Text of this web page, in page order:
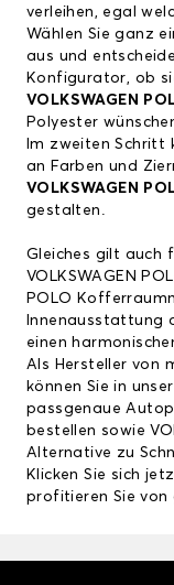
verleihen, egal
Wählen Sie ganz
aus und
Konfigurator, ob
VOLKSWAGEN
Polyester
Im zweiten Schritt
an Farben und
VOLKSWAGEN
gestalten.
Gleiches gilt auch
VOLKSWAGEN
POLO
Innenausstattung
einen
Als Hersteller von
können Sie in
passgenaue
bestellen sowie
Alternative zu
Klicken Sie sich
profitieren Sie